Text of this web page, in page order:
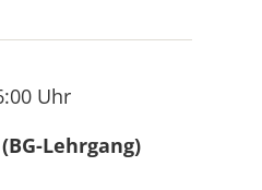
Uhr
Lehrgang)